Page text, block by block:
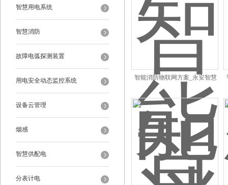
智慧用电系统
智慧消防
故障电弧探测装置
用电安全动态监控系统
设备云管理
烟感
智慧供配电
分表计电
智能消防物联网方案_永安智慧
消防建设